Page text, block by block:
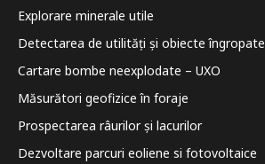
Explorare minerale utile
Detectarea de utilități și obiecte îngropate
Cartare bombe neexplodate – UXO
Măsurători geofizice în foraje
Prospectarea râurilor și lacurilor
Dezvoltare parcuri eoliene si fotovoltaice